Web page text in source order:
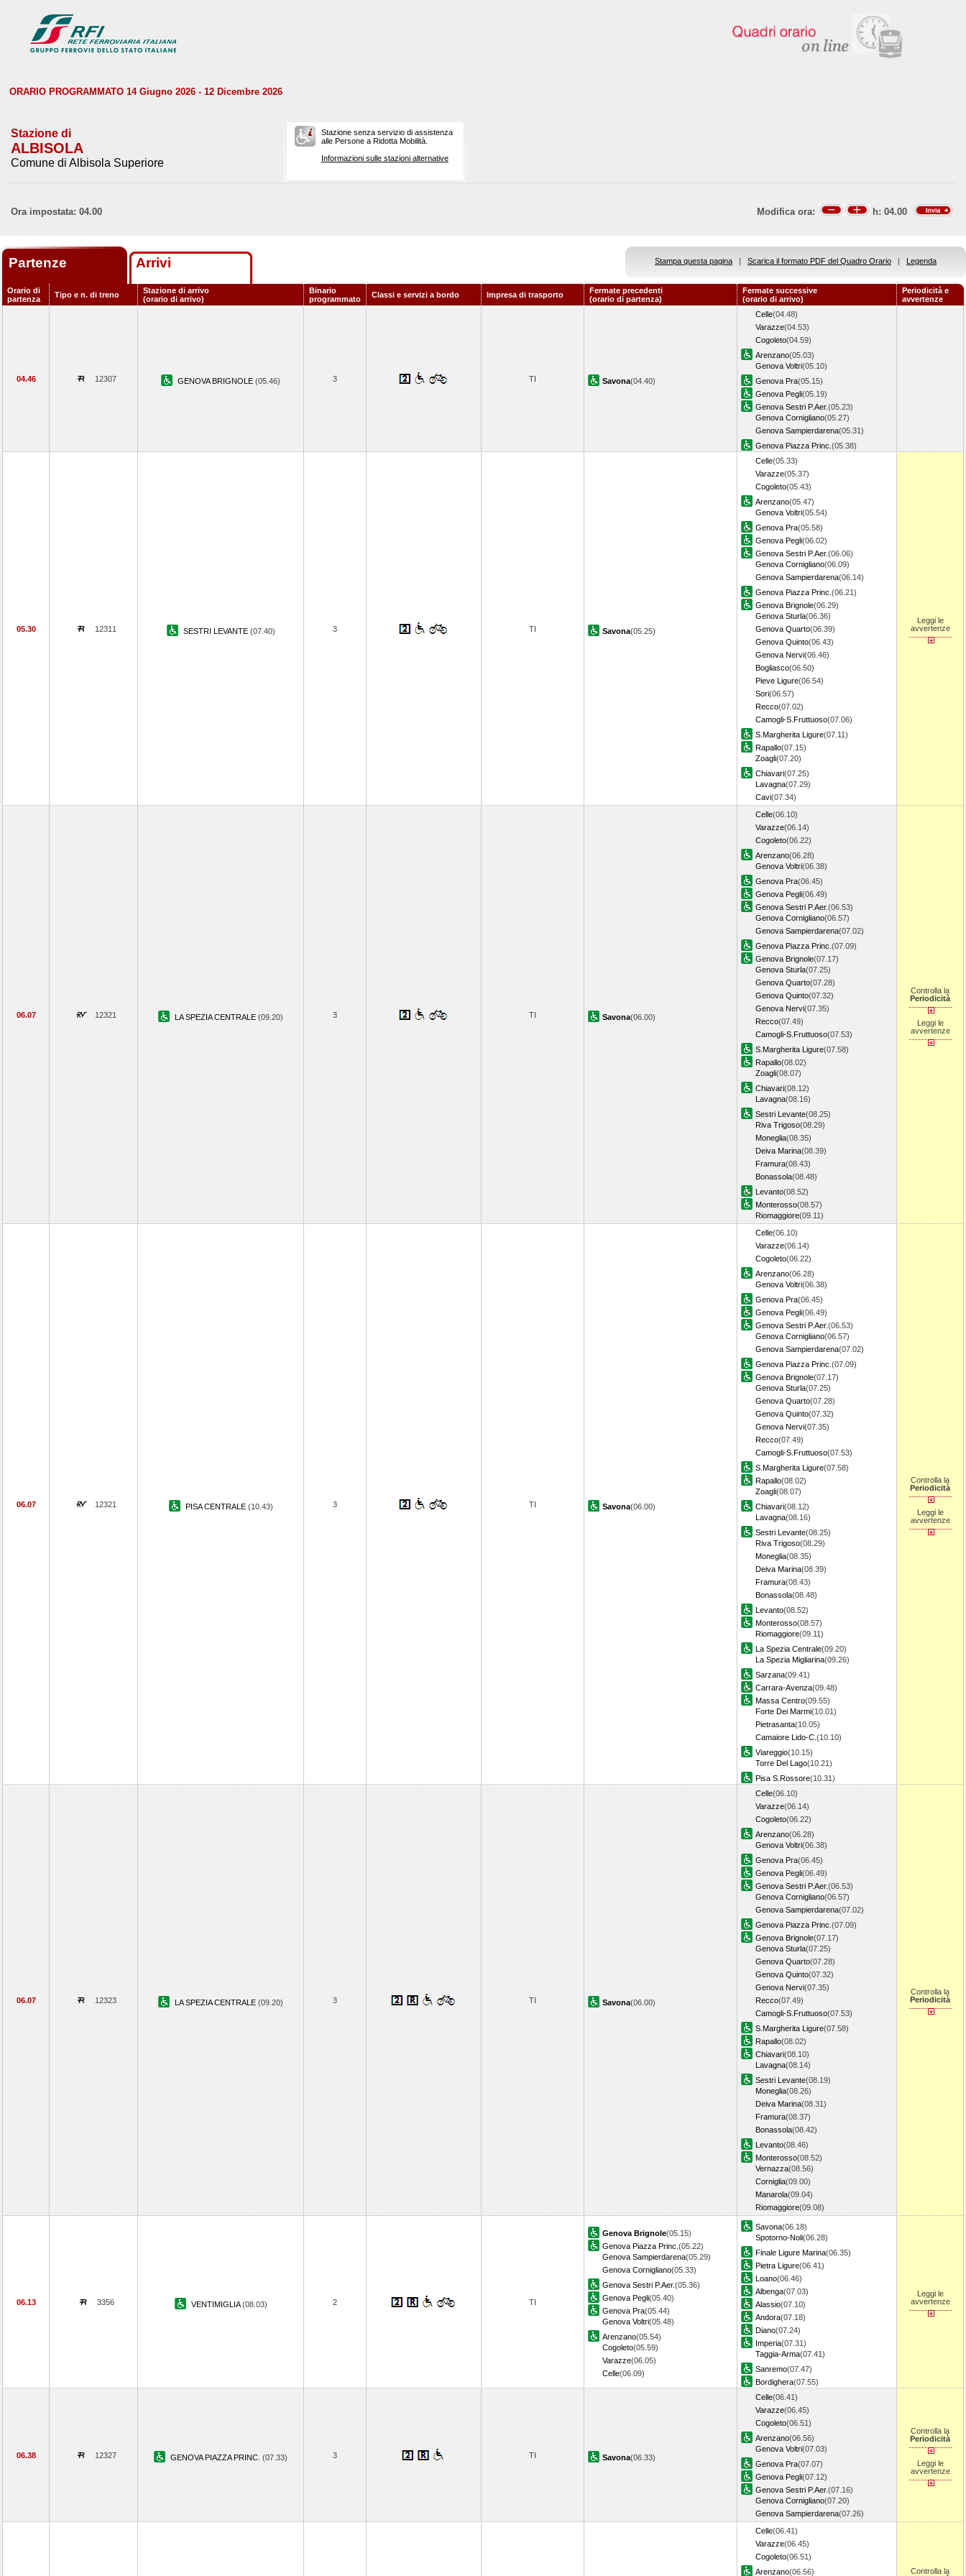
ORARIO PROGRAMMATO 14 Giugno 2026 - 12 Dicembre 2026
Stazione di
ALBISOLA
Comune di Albisola Superiore
Stazione senza servizio di assistenza
alle Persone a Ridotta Mobilità.
Informazioni sulle stazioni alternative
Ora impostata: 04.00 Modifica ora: h: 04.00
Partenze Arrivi Stampa questa pagina | Scarica il formato PDF del Quadro Orario | Legenda
Orario di
partenza
Tipo e n. di treno
Stazione di arrivo
(orario di arrivo)
Binario
programmato
Classi e servizi a bordo Impresa di trasporto
Fermate precedenti
(orario di partenza)
Fermate successive
(orario di arrivo)
Periodicità e
avvertenze
04.46 12307 GENOVA BRIGNOLE (05.46) 3 TI Savona(04.40)
Celle(04.48)
Varazze(04.53)
Cogoleto(04.59)
Arenzano(05.03)
Genova Voltri(05.10)
Genova Pra(05.15)
Genova Pegli(05.19)
Genova Sestri P.Aer.(05.23)
Genova Cornigliano(05.27)
Genova Sampierdarena(05.31)
Genova Piazza Princ. (05.38)
05.30 12311 SESTRI LEVANTE (07.40) 3 TI Savona(05.25)
Celle(05.33)
Varazze(05.37)
Cogoleto(05.43)
Arenzano(05.47)
Genova Voltri(05.54)
Genova Pra(05.58)
Genova Pegli(06.02)
Genova Sestri P.Aer.(06.06)
Genova Cornigliano(06.09)
Genova Sampierdarena(06.14)
Genova Piazza Princ. (06.21)
Genova Brignole(06.29)
Genova Sturla(06.36)
Genova Quarto(06.39)
Genova Quinto(06.43)
Genova Nervi(06.46)
Bogliasco(06.50)
Pieve Ligure(06.54)
Sori(06.57)
Recco(07.02)
Camogli-S.Fruttuoso(07.06)
S.Margherita Ligure(07.11)
Rapallo(07.15)
Zoagli(07.20)
Chiavari(07.25)
Lavagna(07.29)
Cavi(07.34)
Leggi le
avvertenze
06.07 12321 LA SPEZIA CENTRALE (09.20) 3 TI Savona(06.00)
Celle(06.10)
Varazze(06.14)
Cogoleto(06.22)
Arenzano(06.28)
Genova Voltri(06.38)
Genova Pra(06.45)
Genova Pegli(06.49)
Genova Sestri P.Aer.(06.53)
Genova Cornigliano(06.57)
Genova Sampierdarena(07.02)
Genova Piazza Princ. (07.09)
Genova Brignole(07.17)
Genova Sturla(07.25)
Genova Quarto(07.28)
Genova Quinto(07.32)
Genova Nervi(07.35)
Recco(07.49)
Camogli-S.Fruttuoso(07.53)
S.Margherita Ligure(07.58)
Rapallo(08.02)
Zoagli(08.07)
Chiavari(08.12)
Lavagna(08.16)
Sestri Levante(08.25)
Riva Trigoso(08.29)
Moneglia(08.35)
Deiva Marina(08.39)
Framura(08.43)
Bonassola(08.48)
Levanto(08.52)
Monterosso(08.57)
Riomaggiore(09.11)
Controlla la
Periodicità
Leggi le
avvertenze
06.07 12321 PISA CENTRALE (10.43) 3 TI Savona(06.00)
Celle(06.10)
Varazze(06.14)
Cogoleto(06.22)
Arenzano(06.28)
Genova Voltri(06.38)
Genova Pra(06.45)
Genova Pegli(06.49)
Genova Sestri P.Aer.(06.53)
Genova Cornigliano(06.57)
Genova Sampierdarena(07.02)
Genova Piazza Princ. (07.09)
Genova Brignole(07.17)
Genova Sturla(07.25)
Genova Quarto(07.28)
Genova Quinto(07.32)
Genova Nervi(07.35)
Recco(07.49)
Camogli-S.Fruttuoso(07.53)
S.Margherita Ligure(07.58)
Rapallo(08.02)
Zoagli(08.07)
Chiavari(08.12)
Lavagna(08.16)
Sestri Levante(08.25)
Riva Trigoso(08.29)
Moneglia(08.35)
Deiva Marina(08.39)
Framura(08.43)
Bonassola(08.48)
Levanto(08.52)
Monterosso(08.57)
Riomaggiore(09.11)
La Spezia Centrale(09.20)
La Spezia Migliarina(09.26)
Sarzana(09.41)
Carrara-Avenza(09.48)
Massa Centro(09.55)
Forte Dei Marmi(10.01)
Pietrasanta(10.05)
Camaiore Lido-C. (10.10)
Viareggio(10.15)
Torre Del Lago(10.21)
Pisa S.Rossore(10.31)
Controlla la
Periodicità
Leggi le
avvertenze
06.07 12323 LA SPEZIA CENTRALE (09.20) 3 TI Savona(06.00)
Celle(06.10)
Varazze(06.14)
Cogoleto(06.22)
Arenzano(06.28)
Genova Voltri(06.38)
Genova Pra(06.45)
Genova Pegli(06.49)
Genova Sestri P.Aer.(06.53)
Genova Cornigliano(06.57)
Genova Sampierdarena(07.02)
Genova Piazza Princ. (07.09)
Genova Brignole(07.17)
Genova Sturla(07.25)
Genova Quarto(07.28)
Genova Quinto(07.32)
Genova Nervi(07.35)
Recco(07.49)
Camogli-S.Fruttuoso(07.53)
S.Margherita Ligure(07.58)
Rapallo(08.02)
Chiavari(08.10)
Lavagna(08.14)
Sestri Levante(08.19)
Moneglia(08.26)
Deiva Marina(08.31)
Framura(08.37)
Bonassola(08.42)
Levanto(08.46)
Monterosso(08.52)
Vernazza(08.56)
Corniglia(09.00)
Manarola(09.04)
Riomaggiore(09.08)
Controlla la
Periodicità
06.13 3356 VENTIMIGLIA(08.03) 2 TI
Genova Brignole(05.15)
Genova Piazza Princ. (05.22)
Genova Sampierdarena(05.29)
Genova Cornigliano(05.33)
Genova Sestri P.Aer.(05.36)
Genova Pegli(05.40)
Genova Pra(05.44)
Genova Voltri(05.48)
Arenzano(05.54)
Cogoleto(05.59)
Varazze(06.05)
Celle(06.09)
Savona(06.18)
Spotorno-Noli(06.28)
Finale Ligure Marina(06.35)
Pietra Ligure(06.41)
Loano(06.46)
Albenga(07.03)
Alassio(07.10)
Andora(07.18)
Diano(07.24)
Imperia(07.31)
Taggia-Arma(07.41)
Sanremo(07.47)
Bordighera(07.55)
Leggi le
avvertenze
06.38 12327 GENOVA PIAZZA PRINC. (07.33) 3 TI Savona(06.33)
Celle(06.41)
Varazze(06.45)
Cogoleto(06.51)
Arenzano(06.56)
Genova Voltri(07.03)
Genova Pra(07.07)
Genova Pegli(07.12)
Genova Sestri P.Aer.(07.16)
Genova Cornigliano(07.20)
Genova Sampierdarena(07.26)
Controlla la
Periodicità
Leggi le
avvertenze
Celle(06.41)
Varazze(06.45)
Cogoleto(06.51)
Arenzano(06.56)
Controlla la